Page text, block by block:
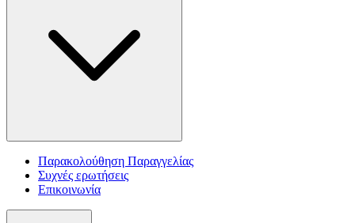
Παρακολούθηση Παραγγελίας
Συχνές ερωτήσεις
Επικοινωνία